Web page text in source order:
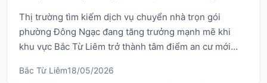
Thị trường tìm kiếm dịch vụ chuyển nhà trọn gói
phường Đông Ngạc đang tăng trưởng mạnh mẽ khi
khu vực Bắc Từ Liêm trở thành tâm điểm an cư mới
hình cực kỳ đặc thù: một bên là làng cổ với hệ thống
Bắc Từ Liêm18/05/2026